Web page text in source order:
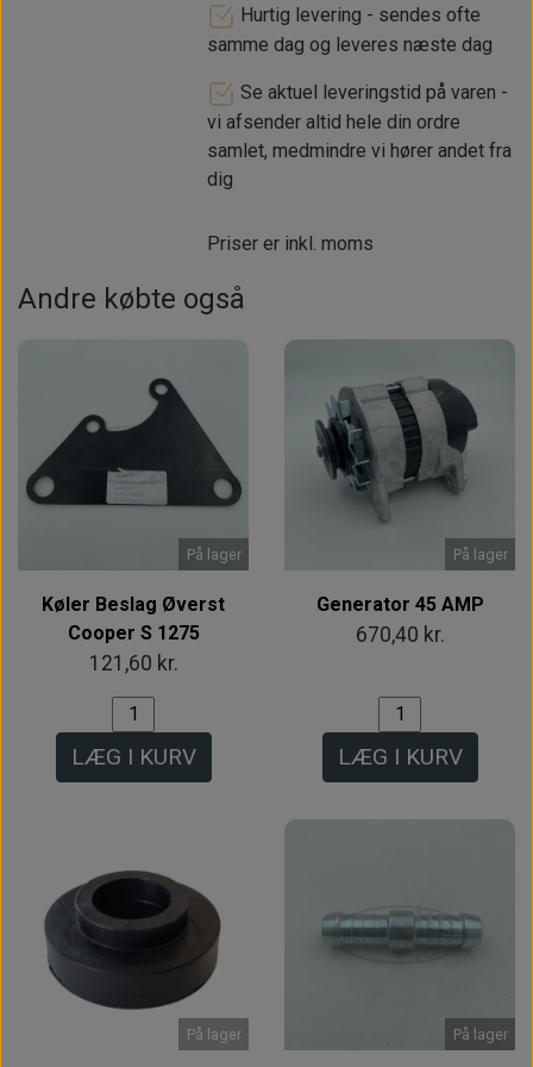
Hurtig levering - sendes ofte
samme dag og leveres næste dag
Se aktuel leveringstid på varen -
vi afsender altid hele din ordre
samlet, medmindre vi hører andet fra
dig
Priser er inkl. moms
Andre købte også
På lager
Køler Beslag Øverst
Cooper S 1275
121,60 kr.
LÆG I KURV
På lager
Generator 45 AMP
670,40 kr.
LÆG I KURV
På lager På lager